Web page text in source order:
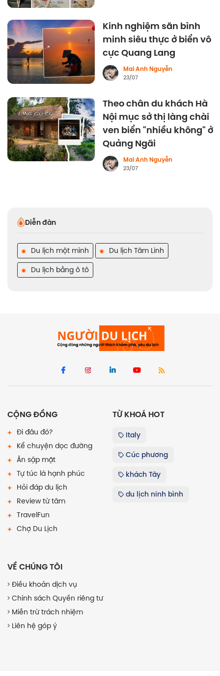
Kinh nghiệm săn bình
minh siêu thực ở biển vô
cực Quang Lang
Mai Anh Nguyễn
23/07
Theo chân du khách Hà
Nội mục sở thị làng chài
ven biển "nhiều không" ở
Quảng Ngãi
Mai Anh Nguyễn
23/07
Diễn đàn
Du lịch một mình
Du lịch Tâm Linh
Du lịch bằng ô tô
CỘNG ĐỒNG
Đi đâu đó?
Kể chuyện dọc đường
Ăn sập mặt
Tự túc là hạnh phúc
Hỏi đáp du lịch
Review từ tâm
TravelFun
Chợ Du Lịch
TỪ KHOÁ HOT
Italy
Cúc phương
khách Tây
du lịch ninh bình
VỀ CHÚNG TÔI
Điều khoản dịch vụ
Chính sách Quyền riêng tư
Miễn trừ trách nhiệm
Liên hệ góp ý